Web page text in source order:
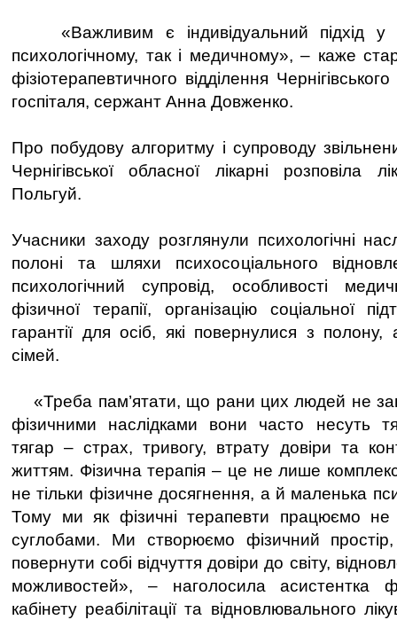
«Важливим є індивідуальний підхід у
психологічному, так і медичному», – каже
фізіотерапевтичного відділення Чернігівського
госпіталя, сержант Анна Довженко.
Про побудову алгоритму і супроводу
Чернігівської обласної лікарні розповіла
Польгуй.
Учасники заходу розглянули психологічні
полоні та шляхи психосоціального
психологічний супровід, особливості
фізичної терапії, організацію соціальної
гарантії для осіб, які повернулися з полону,
сімей.
«Треба пам’ятати, що рани цих людей не
фізичними наслідками вони часто несуть
тягар – страх, тривогу, втрату довіри та
життям. Фізична терапія – це не лише
не тільки фізичне досягнення, а й маленька
Тому ми як фізичні терапевти працюємо
суглобами. Ми створюємо фізичний
повернути собі відчуття довіри до світу,
можливостей», – наголосила асистентка
кабінету реабілітації та відновлювального